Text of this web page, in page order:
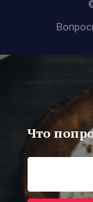
Что